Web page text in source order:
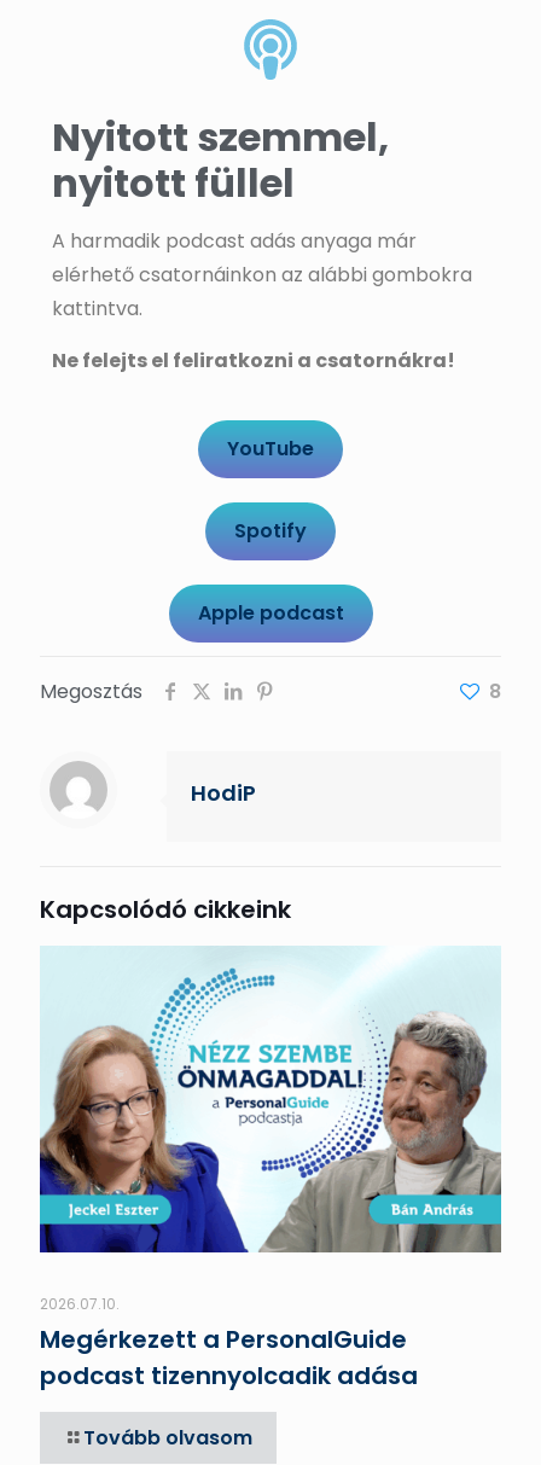
Nyitott szemmel,
nyitott füllel
A harmadik podcast adás anyaga már
elérhető csatornáinkon az alábbi gombokra
kattintva.
Ne felejts el feliratkozni a csatornákra!
YouTube
Spotify
Apple podcast
Megosztás 8
HodiP
Kapcsolódó cikkeink
2026.07.10.
Megérkezett a PersonalGuide
podcast tizennyolcadik adása
Tovább olvasom